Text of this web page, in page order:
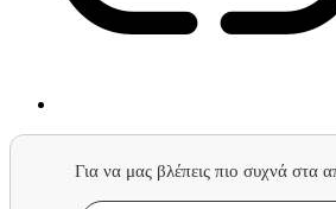
Για να μας βλέπεις πιο συχνά στα